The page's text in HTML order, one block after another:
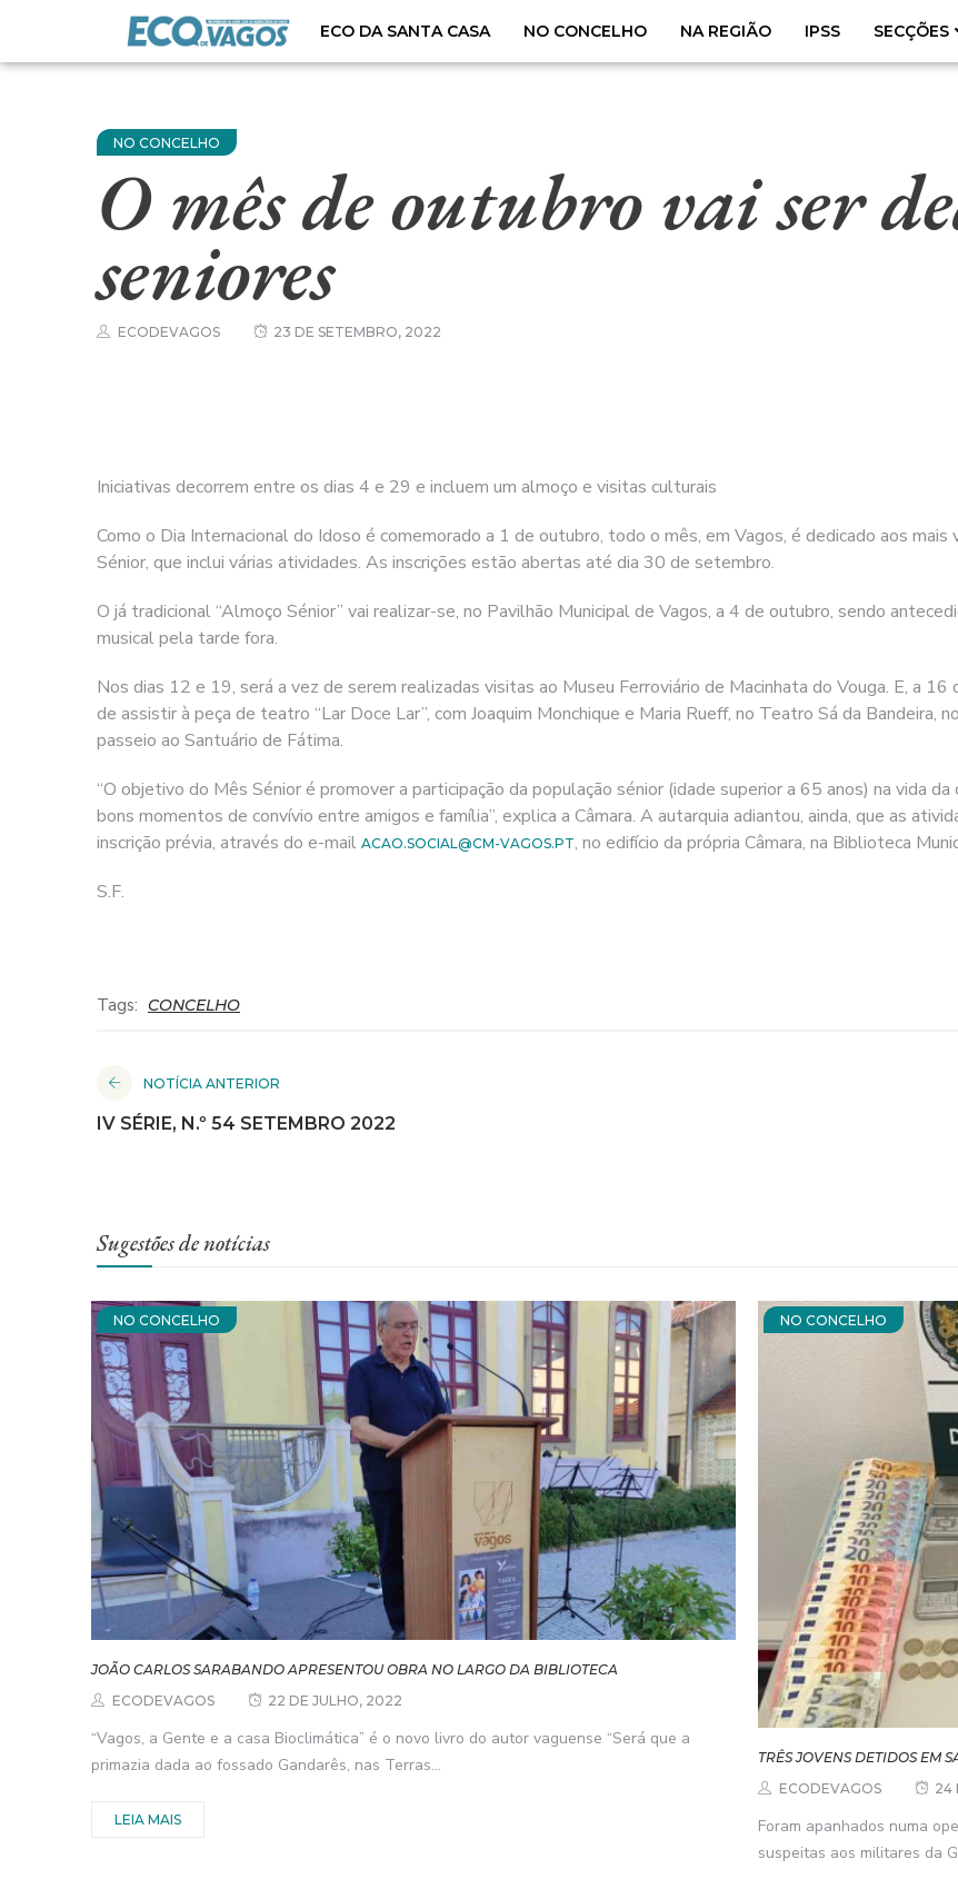
ECO DA SANTA CASA NO CONCELHO NA REGIÃO IPSS SECÇÕES
NO CONCELHO
O mês de outubro vai ser
seniores
ECODEVAGOS 23 DE SETEMBRO, 2022
Iniciativas decorrem entre os dias 4 e 29 e incluem um almoço e visitas culturais
Como o Dia Internacional do Idoso é comemorado a 1 de outubro, todo o mês, em Vagos, é dedicado aos
Sénior, que inclui várias atividades. As inscrições estão abertas até dia 30 de setembro.
O já tradicional “Almoço Sénior” vai realizar-se, no Pavilhão Municipal de Vagos, a 4 de outubro, sendo
musical pela tarde fora.
Nos dias 12 e 19, será a vez de serem realizadas visitas ao Museu Ferroviário de Macinhata do Vouga. E, a
de assistir à peça de teatro “Lar Doce Lar”, com Joaquim Monchique e Maria Rueff, no Teatro Sá da Bandeira,
passeio ao Santuário de Fátima.
“O objetivo do Mês Sénior é promover a participação da população sénior (idade superior a 65 anos) na vida
bons momentos de convívio entre amigos e família”, explica a Câmara. A autarquia adiantou, ainda, que as
inscrição prévia, através do e-mail ACAO.SOCIAL@CM-VAGOS.PT, no edifício da própria Câmara, na Biblioteca
S.F.
Tags: CONCELHO
NOTÍCIA ANTERIOR
IV SÉRIE, N.º 54 SETEMBRO 2022
Sugestões de notícias
NO CONCELHO
JOÃO CARLOS SARABANDO APRESENTOU OBRA NO LARGO DA BIBLIOTECA
ECODEVAGOS
22 DE JULHO, 2022
“Vagos, a Gente e a casa Bioclimática” é o novo livro do autor vaguense “Será que a
primazia dada ao fossado Gandarês, nas Terras...
LEIA MAIS
NO CONCELHO
TRÊS JOVENS DETIDOS EM
ECODEVAGOS
24
Foram apanhados numa
suspeitas aos militares da